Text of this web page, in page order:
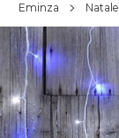
Eminza Natale